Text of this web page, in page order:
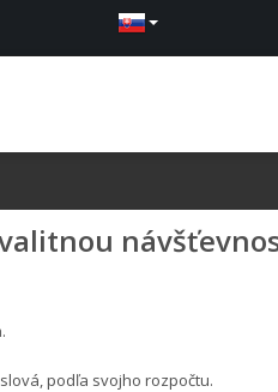
podľa svojho rozpočtu.